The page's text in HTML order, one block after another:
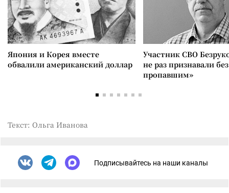
Япония и Корея вместе
обвалили американский доллар
Участник СВО
не раз признавали
пропавшим»
Текст: Ольга Иванова
Подписывайтесь на наши каналы